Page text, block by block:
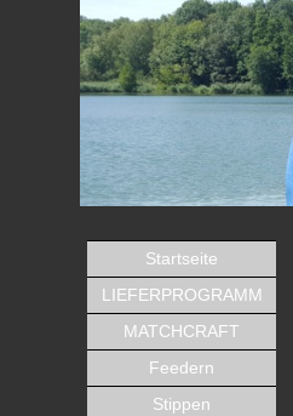
Startseite
LIEFERPROGRAMM
MATCHCRAFT
Feedern
Stippen